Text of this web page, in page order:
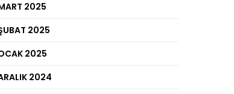
2025
2025
2025
2024